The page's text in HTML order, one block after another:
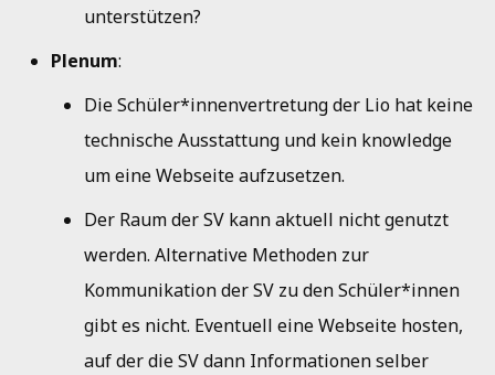
unterstützen?
Plenum:
Die Schüler*innenvertretung der Lio hat keine
technische Ausstattung und kein knowledge
um eine Webseite aufzusetzen.
Der Raum der SV kann aktuell nicht genutzt
werden. Alternative Methoden zur
Kommunikation der SV zu den Schüler*innen
gibt es nicht. Eventuell eine Webseite hosten,
auf der die SV dann Informationen selber